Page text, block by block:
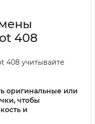
408
408 учитывайте
оригинальные или
чтобы
и